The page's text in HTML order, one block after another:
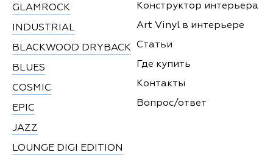
GLAMROCK
INDUSTRIAL
BLACKWOOD DRYBACK
BLUES
COSMIC
EPIC
JAZZ
LOUNGE DIGI EDITION
Конструктор интерьера
Art Vinyl в интерьере
Статьи
Где купить
Контакты
Вопрос/ответ